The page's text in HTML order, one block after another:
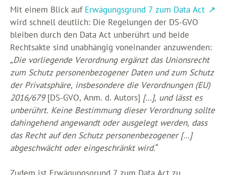
Mit einem Blick auf Erwägungsgrund 7 zum Data Act
wird schnell deutlich: Die Regelungen der DS-GVO
bleiben durch den Data Act unberührt und beide
Rechtsakte sind unabhängig voneinander anzuwenden:
„Die vorliegende Verordnung ergänzt das Unionsrecht
zum Schutz personenbezogener Daten und zum Schutz
der Privatsphäre, insbesondere die Verordnungen (EU)
2016/679 [DS-GVO, Anm. d. Autors] […], und lässt es
unberührt. Keine Bestimmung dieser Verordnung sollte
dahingehend angewandt oder ausgelegt werden, dass
das Recht auf den Schutz personenbezogener […]
abgeschwächt oder eingeschränkt wird.“